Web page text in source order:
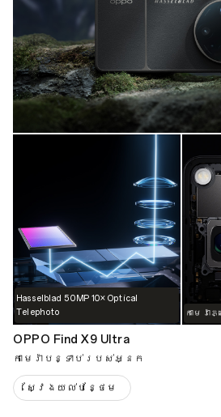
Hasselblad 50MP 10× Optical
Telephoto
កាមេរ៉ា
OPPO Find X9 Ultra
កាមេរ៉ាបន្ទាប់របស់អ្នក
ស្វែងយល់បន្ថែម